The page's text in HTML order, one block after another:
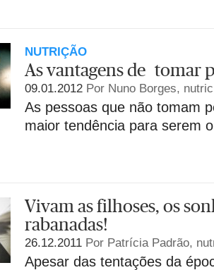
NUTRIÇÃO
As vantagens de tomar
09.01.2012 Por Nuno Borges,
As pessoas que não tomam
maior tendência para serem
Vivam as filhoses, os
rabanadas!
26.12.2011 Por Patrícia Padrão,
Apesar das tentações da